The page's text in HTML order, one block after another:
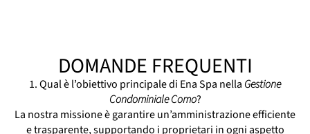
Consulenze Condominiali Como
Contabilità Condominiale Como
Manutenzione Condominiale Como
Servizio Amministrazione Condominiale
DOMANDE FREQUENTI
1. Qual è l’obiettivo principale di Ena Spa nella Gestione
Condominiale Como?
La nostra missione è garantire un’amministrazione efficiente
e trasparente, supportando i proprietari in ogni aspetto